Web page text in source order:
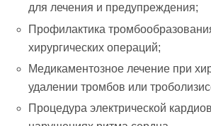
для лечения и предупреждения;
Профилактика
хирургических операций;
Медикаментозное лечение при
удалении тромбов или
Процедура электрической